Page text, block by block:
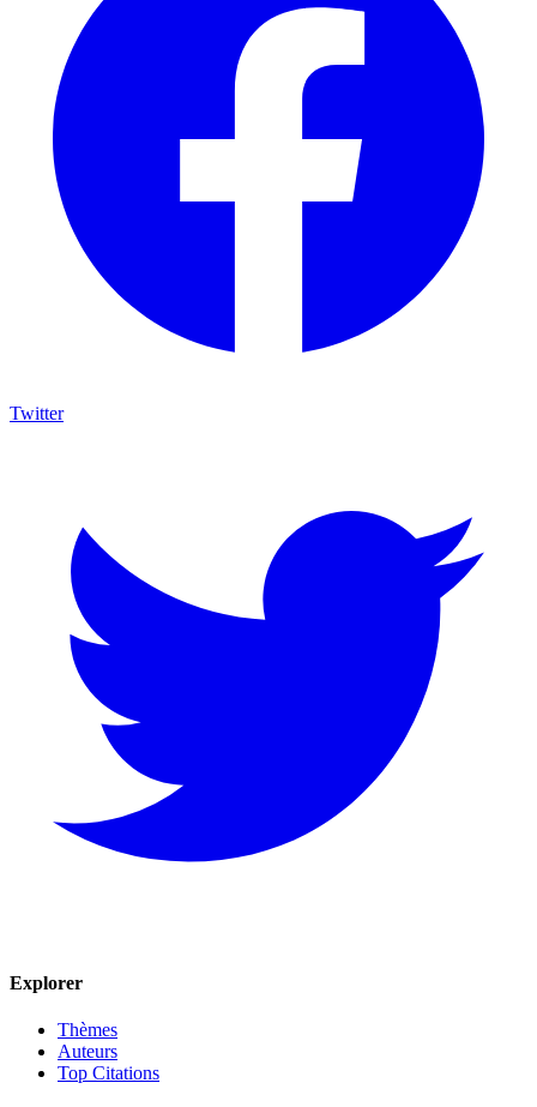
Twitter
Explorer
Thèmes
Auteurs
Top Citations